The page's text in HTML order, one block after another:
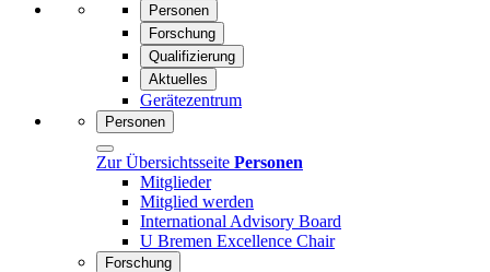
Personen
Forschung
Qualifizierung
Aktuelles
Gerätezentrum
Personen
Zur Übersichtsseite Personen
Mitglieder
Mitglied werden
International Advisory Board
U Bremen Excellence Chair
Forschung